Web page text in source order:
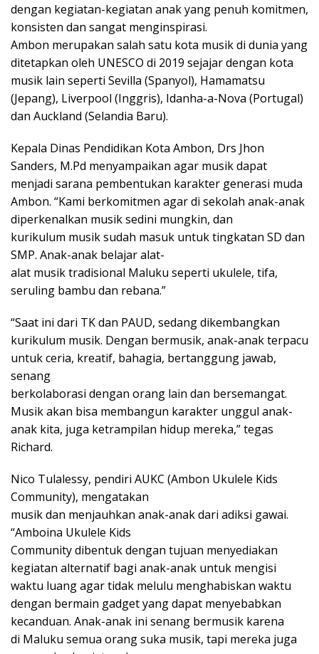
dengan kegiatan-kegiatan anak yang penuh komitmen,
konsisten dan sangat menginspirasi.
Ambon merupakan salah satu kota musik di dunia yang
ditetapkan oleh UNESCO di 2019 sejajar dengan kota
musik lain seperti Sevilla (Spanyol), Hamamatsu
(Jepang), Liverpool (Inggris), Idanha-a-Nova (Portugal)
dan Auckland (Selandia Baru).
Kepala Dinas Pendidikan Kota Ambon, Drs Jhon
Sanders, M.Pd menyampaikan agar musik dapat
menjadi sarana pembentukan karakter generasi muda
Ambon. “Kami berkomitmen agar di sekolah anak-anak
diperkenalkan musik sedini mungkin, dan
kurikulum musik sudah masuk untuk tingkatan SD dan
SMP. Anak-anak belajar alat-
alat musik tradisional Maluku seperti ukulele, tifa,
seruling bambu dan rebana.”
“Saat ini dari TK dan PAUD, sedang dikembangkan
kurikulum musik. Dengan bermusik, anak-anak terpacu
untuk ceria, kreatif, bahagia, bertanggung jawab,
senang
berkolaborasi dengan orang lain dan bersemangat.
Musik akan bisa membangun karakter unggul anak-
anak kita, juga ketrampilan hidup mereka,” tegas
Richard.
Nico Tulalessy, pendiri AUKC (Ambon Ukulele Kids
Community), mengatakan
musik dan menjauhkan anak-anak dari adiksi gawai.
“Amboina Ukulele Kids
Community dibentuk dengan tujuan menyediakan
kegiatan alternatif bagi anak-anak untuk mengisi
waktu luang agar tidak melulu menghabiskan waktu
dengan bermain gadget yang dapat menyebabkan
kecanduan. Anak-anak ini senang bermusik karena
di Maluku semua orang suka musik, tapi mereka juga